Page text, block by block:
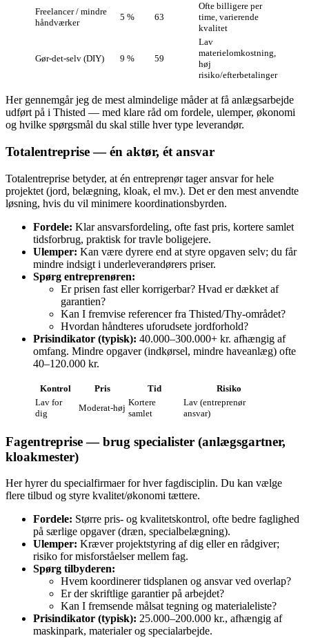
Freelancer / mindre
håndværker
5 % 63
Ofte billigere per
time, varierende
kvalitet
Gør‑det‑selv (DIY) 9 % 59
Lav
materielomkostning,
høj
risiko/efterbetalinger
Her gennemgår jeg de mest almindelige måder at få anlægsarbejde
udført på i Thisted — med klare råd om fordele, ulemper, økonomi
og hvilke spørgsmål du skal stille hver type leverandør.
Totalentreprise — én aktør, ét ansvar
Totalentreprise betyder, at én entreprenør tager ansvar for hele
projektet (jord, belægning, kloak, el mv.). Det er den mest anvendte
løsning, hvis du vil minimere koordinationsbyrden.
Fordele: Klar ansvarsfordeling, ofte fast pris, kortere samlet
tidsforbrug, praktisk for travle boligejere.
Ulemper: Kan være dyrere end at styre opgaven selv; du får
mindre indsigt i underleverandørers priser.
Spørg entreprenøren:
Er prisen fast eller korrigerbar? Hvad er dækket af
garantien?
Kan I fremvise referencer fra Thisted/Thy‑området?
Hvordan håndteres uforudsete jordforhold?
Prisindikator (typisk): 40.000–300.000+ kr. afhængig af
omfang. Mindre opgaver (indkørsel, mindre haveanlæg) ofte
40–120.000 kr.
Kontrol Pris Tid
Risiko
Lav for
dig
Moderat‑høj
Kortere
samlet
Lav (entreprenør
ansvar)
Fagentreprise — brug specialister (anlægsgartner,
kloakmester)
Her hyrer du specialfirmaer for hver fagdisciplin. Du kan vælge
flere tilbud og styre kvalitet/økonomi tættere.
Fordele: Større pris‑ og kvalitetskontrol, ofte bedre faglighed
på særlige opgaver (dræn, specialbelægning).
Ulemper: Kræver projektstyring af dig eller en rådgiver;
risiko for misforståelser mellem fag.
Spørg tilbyderen:
Hvem koordinerer tidsplanen og ansvar ved overlap?
Er der skriftlige garantier på arbejdet?
Kan I fremsende målsat tegning og materialeliste?
Prisindikator (typisk): 25.000–200.000 kr., afhængig af
maskinpark, materialer og specialarbejde.